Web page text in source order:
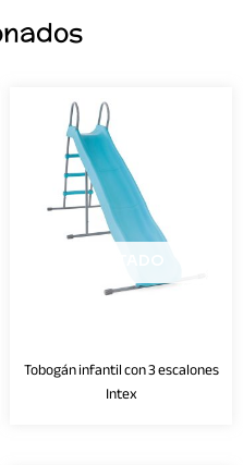
Tobogán infantil con 3 escalones
Intex